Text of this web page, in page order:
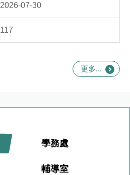
2026-07-30
117
更多...
學務處
輔導室